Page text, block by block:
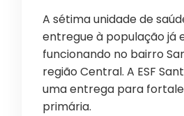
A sétima unidade de
entregue à população já
funcionando no bairro
região Central. A ESF
uma entrega para
primária.